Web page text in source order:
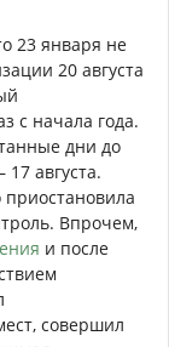
23 января не
20 августа
с начала года.
дни до
августа.
Впрочем,
и после
совершил